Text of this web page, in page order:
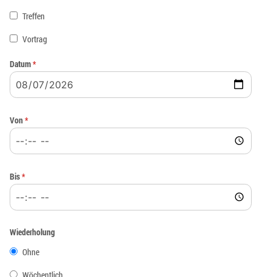
Treffen
Vortrag
Datum*
Von*
Bis*
Wiederholung
Ohne
Wöchentlich